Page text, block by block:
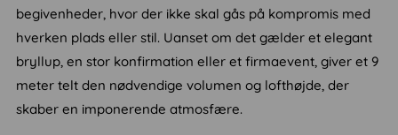
begivenheder, hvor der ikke skal gås på kompromis med
hverken plads eller stil. Uanset om det gælder et elegant
bryllup, en stor konfirmation eller et firmaevent, giver et 9
meter telt den nødvendige volumen og lofthøjde, der
skaber en imponerende atmosfære.